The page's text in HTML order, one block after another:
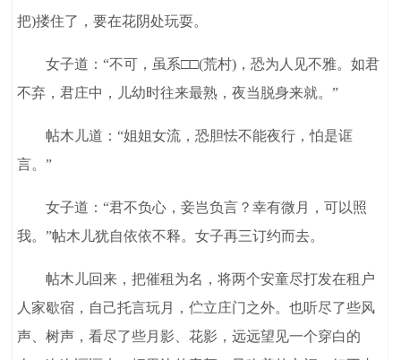
把)搂住了，要在花阴处玩耍。
女子道：“不可，虽系□□(荒村)，恐为人见不雅。如君
不弃，君庄中，儿幼时往来最熟，夜当脱身来就。”
帖木儿道：“姐姐女流，恐胆怯不能夜行，怕是诓
言。”
女子道：“君不负心，妾岂负言？幸有微月，可以照
我。”帖木儿犹自依依不释。女子再三订约而去。
帖木儿回来，把催租为名，将两个安童尽打发在租户
人家歇宿，自己托言玩月，伫立庄门之外。也听尽了些风
声、树声，看尽了些月影、花影，远远望见一个穿白的